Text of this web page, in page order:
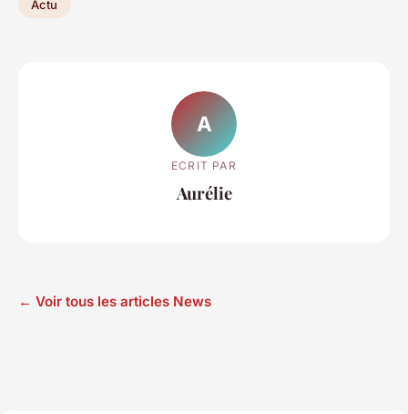
Actu
A
ECRIT PAR
Aurélie
← Voir tous les articles News